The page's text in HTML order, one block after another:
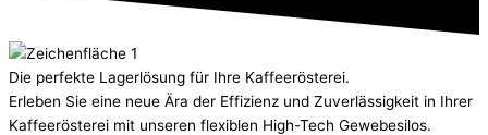
Die perfekte Lagerlösung für Ihre Kaffeerösterei.
Erleben Sie eine neue Ära der Effizienz und Zuverlässigkeit in Ihrer
Kaffeerösterei mit unseren flexiblen High-Tech Gewebesilos.